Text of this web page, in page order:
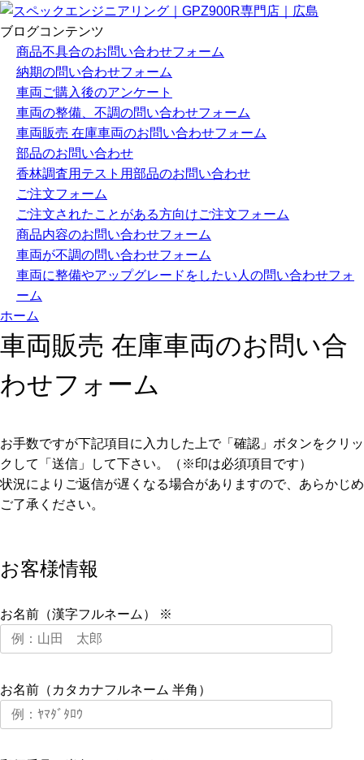
ブログコンテンツ
商品不具合のお問い合わせフォーム
納期の問い合わせフォーム
車両ご購入後のアンケート
車両の整備、不調の問い合わせフォーム
車両販売 在庫車両のお問い合わせフォーム
部品のお問い合わせ
香林調査用テスト用部品のお問い合わせ
ご注文フォーム
ご注文されたことがある方向けご注文フォーム
商品内容のお問い合わせフォーム
車両が不調の問い合わせフォーム
車両に整備やアップグレードをしたい人の問い合わせフォ
ーム
ホーム
車両販売 在庫車両のお問い合
わせフォーム
お手数ですが下記項目に入力した上で「確認」ボタンをクリッ
クして「送信」して下さい。（※印は必須項目です）
状況によりご返信が遅くなる場合がありますので、あらかじめ
ご了承ください。
お客様情報
お名前（漢字フルネーム） ※
お名前（カタカナフルネーム 半角）